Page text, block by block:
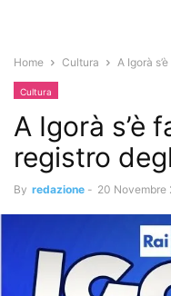
Home Cultura A Igorà
Cultura
A Igorà s’è
registro
By redazione - 20 Novembre